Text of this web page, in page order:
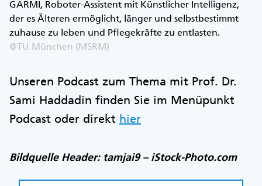
GARMI, Roboter-Assistent mit Künstlicher Intelligenz,
der es Älteren ermöglicht, länger und selbstbestimmt
zuhause zu leben und Pflegekräfte zu entlasten.
@TU München (MSRM)
Unseren Podcast zum Thema mit Prof. Dr.
Sami Haddadin finden Sie im Menüpunkt
Podcast oder direkt hier
Bildquelle Header: tamjai9 – iStock-Photo.com